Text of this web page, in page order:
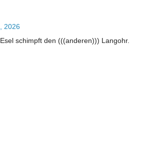
2026
schimpft den (((anderen))) Langohr.